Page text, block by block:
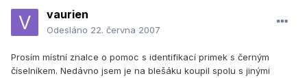
vaurien
Odesláno 22. června 2007
Prosím místní znalce o pomoc s identifikací primek s černým
číselníkem. Nedávno jsem je na blešáku koupil spolu s jinými